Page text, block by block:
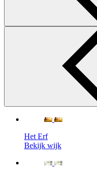
Het Erf
Bekijk wijk